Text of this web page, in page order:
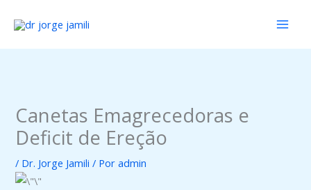
para
o
Canetas Emagrecedoras e
Deficit de Ereção
/ Dr. Jorge Jamili / Poradmin